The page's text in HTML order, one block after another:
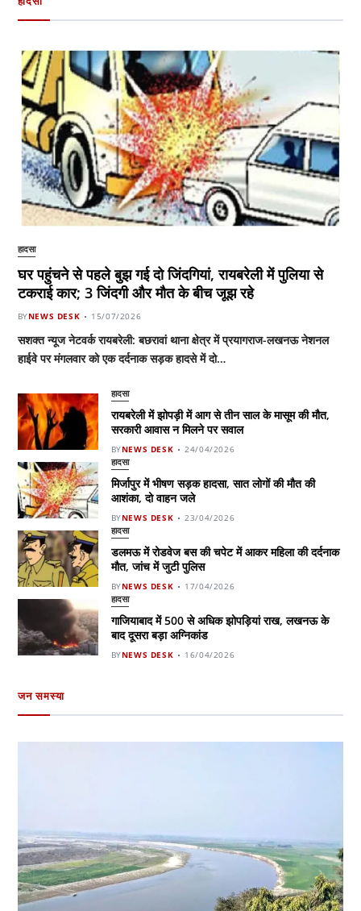
हादसा
घर पहुंचने से पहले बुझ गई दो जिंदगियां, रायबरेली में पुलिया से
टकराई कार; 3 जिंदगी और मौत के बीच जूझ रहे
BYNEWS DESK 15/07/2026
सशक्त न्यूज नेटवर्क रायबरेली: बछरावां थाना क्षेत्र में प्रयागराज-लखनऊ नेशनल
हाईवे पर मंगलवार को एक दर्दनाक सड़क हादसे में दो…
हादसा
रायबरेली में झोपड़ी में आग से तीन साल के मासूम की मौत,
सरकारी आवास न मिलने पर सवाल
BYNEWS DESK 24/04/2026
हादसा
मिर्जापुर में भीषण सड़क हादसा, सात लोगों की मौत की
आशंका, दो वाहन जले
BYNEWS DESK 23/04/2026
हादसा
डलमऊ में रोडवेज बस की चपेट में आकर महिला की दर्दनाक
मौत, जांच में जुटी पुलिस
BYNEWS DESK 17/04/2026
हादसा
गाजियाबाद में 500 से अधिक झोपड़ियां राख, लखनऊ के
बाद दूसरा बड़ा अग्निकांड
BYNEWS DESK 16/04/2026
जन समस्या